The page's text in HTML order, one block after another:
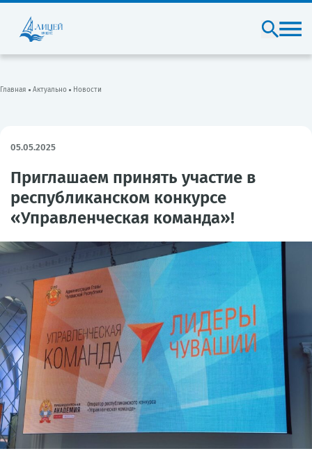
Главная Актуально Новости
05.05.2025
Приглашаем принять участие в
республиканском конкурсе
«Управленческая команда»!